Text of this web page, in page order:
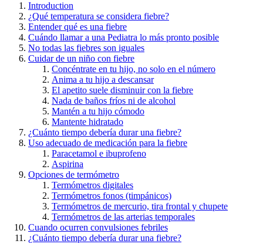
Introduction
¿Qué temperatura se considera fiebre?
Entender qué es una fiebre
Cuándo llamar a una Pediatra lo más pronto posible
No todas las fiebres son iguales
Cuidar de un niño con fiebre
Concéntrate en tu hijo, no solo en el número
Anima a tu hijo a descansar
El apetito suele disminuir con la fiebre
Nada de baños fríos ni de alcohol
Mantén a tu hijo cómodo
Mantente hidratado
¿Cuánto tiempo debería durar una fiebre?
Uso adecuado de medicación para la fiebre
Paracetamol e ibuprofeno
Aspirina
Opciones de termómetro
Termómetros digitales
Termómetros fonos (timpánicos)
Termómetros de mercurio, tira frontal y chupete
Termómetros de las arterias temporales
Cuando ocurren convulsiones febriles
¿Cuánto tiempo debería durar una fiebre?